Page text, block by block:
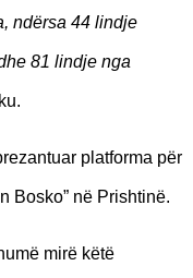
ndërsa 44 lindje
81 lindje nga
platforma për
Bosko” në Prishtinë.
mirë këtë